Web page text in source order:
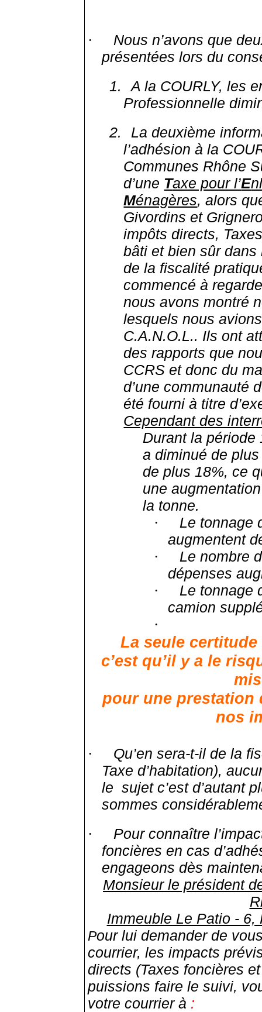
·
Nous n’avons que
présentées lors du
1.
A la COURLY, les
Professionnelle
2.
La deuxième
l’adhésion à la
Communes Rhône
d’une Taxe pour l’E
Ménagères, alors
Givordins et
impôts directs,
bâti et bien sûr dans
de la fiscalité
commencé à
nous avons montré
lesquels nous
C.A.N.O.L.. Ils ont
des rapports que
CCRS et donc du
d’une communauté
été fourni à titre
Cependant des
Durant la période
a diminué de
de plus 18%, ce
une
la tonne.
·
Le tonnage
augmentent
·
Le nombre
dépenses
·
Le tonnage
camion
·
La seule
c’est qu’il y a le
pour une prestation
nos
·
Qu’en sera-t-il de la
Taxe d’habitation),
le sujet c’est d’autant
sommes
·
Pour connaître
foncières en cas
engageons dès
Monsieur le président
Immeuble Le Patio -
Pour lui demander de
courrier, les impacts
directs (Taxes foncières
puissions faire le suivi,
votre courrier à :